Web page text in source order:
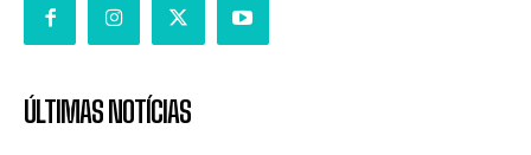
ÚLTIMAS NOTÍCIAS